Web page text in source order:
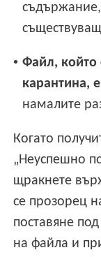
• Файл, който
карантина,
намалите
Когато
„Неуспешно
щракнете
се прозорец
поставяне
на файла и